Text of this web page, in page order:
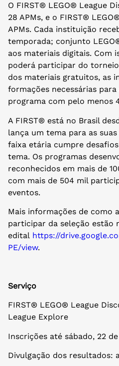
O FIRST® LEGO® League
28 APMs, e o FIRST®
APMs. Cada instituição
temporada; conjunto
aos materiais digitais. Com
poderá participar do
dos materiais gratuitos, as
formações necessárias
programa com pelo menos
A FIRST® está no Brasil
lança um tema para as
faixa etária cumpre
tema. Os programas
reconhecidos em mais de
com mais de 504 mil
eventos.
Mais informações de como
participar da seleção estão
edital https://
PE/view.
Serviço
FIRST® LEGO® League
League Explore
Inscrições até sábado, 22
Divulgação dos resultados: